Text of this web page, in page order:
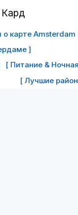
карте Amsterdam
]
[ Питание &
[ Лучшие